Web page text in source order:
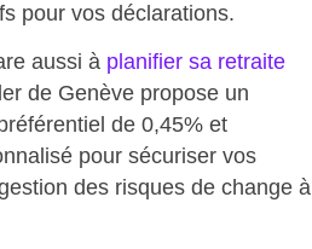
pour vos déclarations.
aussi à planifier sa retraite
de Genève propose un
de 0,45% et
pour sécuriser vos
des risques de change à